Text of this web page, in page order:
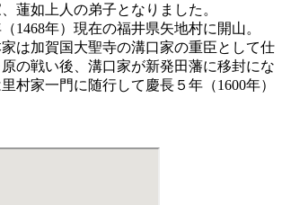
蓮如上人の弟子となりました。
1468年）現在の福井県矢地村に開山。
は加賀国大聖寺の溝口家の重臣として仕
の戦い後、溝口家が新発田藩に移封にな
村家一門に随行して慶長５年（1600年）